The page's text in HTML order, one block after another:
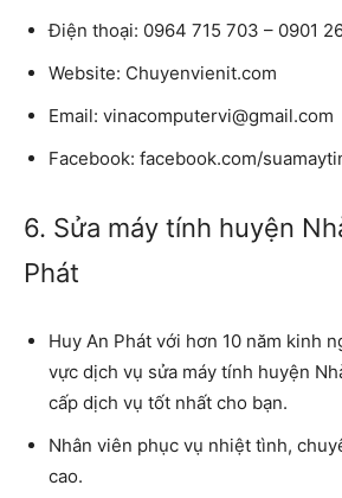
Điện thoại: 0964 715 703 – 0901
Website: Chuyenvienit.com
Email: vinacomputervi@gmail.com
Facebook: facebook.com/
6. Sửa máy tính huyện
Phát
Huy An Phát với hơn 10 năm kinh
vực dịch vụ sửa máy tính huyện
cấp dịch vụ tốt nhất cho bạn.
Nhân viên phục vụ nhiệt tình,
cao.